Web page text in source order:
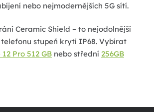
nebo nejmodernějších 5G sítí.
Ceramic Shield – to nejodolnější
stupeň krytí IP68. Vybírat
Pro 512 GB nebo střední 256GB